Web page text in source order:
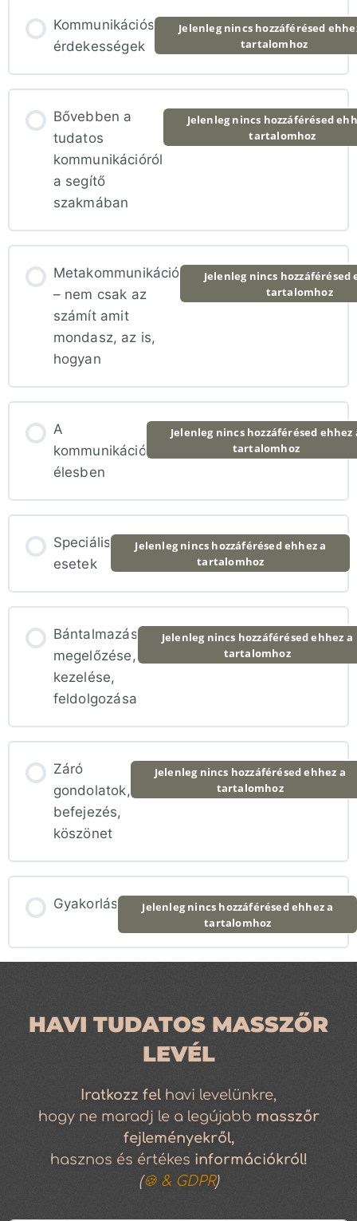
Kommunikációs
érdekességek
Jelenleg nincs hozzáférésed
tartalomhoz
Bővebben a
tudatos
kommunikációról
a segítő
szakmában
Jelenleg nincs hozzáférésed
tartalomhoz
Metakommunikáció
– nem csak az
számít amit
mondasz, az is,
hogyan
Jelenleg nincs hozzáférésed
tartalomhoz
A
kommunikáció
élesben
Jelenleg nincs hozzáférésed ehhez
tartalomhoz
Speciális
esetek
Jelenleg nincs hozzáférésed ehhez a
tartalomhoz
Bántalmazás
megelőzése,
kezelése,
feldolgozása
Jelenleg nincs hozzáférésed ehhez a
tartalomhoz
Záró
gondolatok,
befejezés,
köszönet
Jelenleg nincs hozzáférésed ehhez a
tartalomhoz
Gyakorlás
Jelenleg nincs hozzáférésed ehhez a
tartalomhoz
HAVI TUDATOS MASSZŐR
LEVÉL
Iratkozz fel havi levelünkre,
hogy ne maradj le a legújabb masszőr
fejleményekről,
hasznos és értékes információkról!
(🍪 & GDPR)